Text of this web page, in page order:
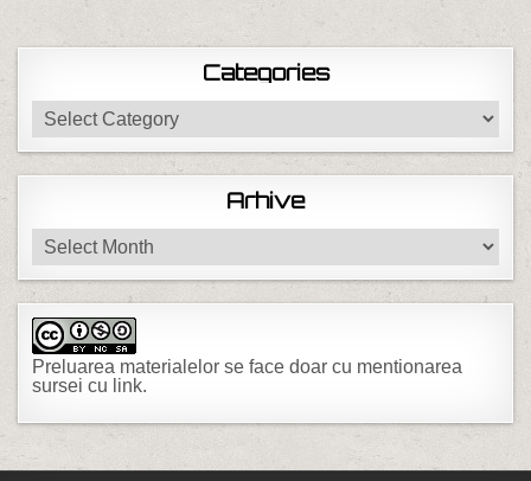
Categories
Categories
Arhive
Arhive
Preluarea materialelor se face doar cu mentionarea
sursei cu link.